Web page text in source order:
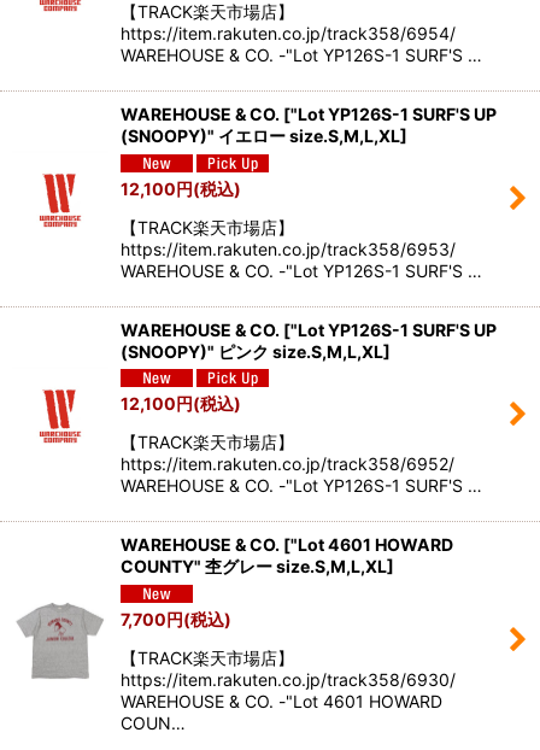
【TRACK楽天市場店】
https://item.rakuten.co.jp/track358/6954/
WAREHOUSE & CO. -"Lot YP126S-1 SURF'S …
WAREHOUSE & CO. ["Lot YP126S-1 SURF'S UP
(SNOOPY)" イエロー size.S,M,L,XL]
12,100円(税込)
【TRACK楽天市場店】
https://item.rakuten.co.jp/track358/6953/
WAREHOUSE & CO. -"Lot YP126S-1 SURF'S …
WAREHOUSE & CO. ["Lot YP126S-1 SURF'S UP
(SNOOPY)" ピンク size.S,M,L,XL]
12,100円(税込)
【TRACK楽天市場店】
https://item.rakuten.co.jp/track358/6952/
WAREHOUSE & CO. -"Lot YP126S-1 SURF'S …
WAREHOUSE & CO. ["Lot 4601 HOWARD
COUNTY" 杢グレー size.S,M,L,XL]
7,700円(税込)
【TRACK楽天市場店】
https://item.rakuten.co.jp/track358/6930/
WAREHOUSE & CO. -"Lot 4601 HOWARD
COUN…